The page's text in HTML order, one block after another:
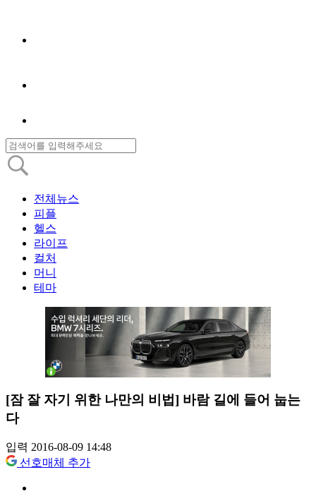
전체뉴스
피플
헬스
라이프
컬처
머니
테마
[잠 잘 자기 위한 나만의 비법] 바람 길에 들어 눕는
다
입력 2016-08-09 14:48
선호매체 추가